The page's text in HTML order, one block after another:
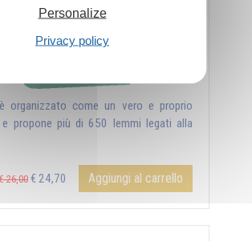
organizzato come un vero e proprio
e propone più di 650 lemmi legati alla
26,00 € 24,70 Aggiungi al carrello
Personalize
Privacy policy